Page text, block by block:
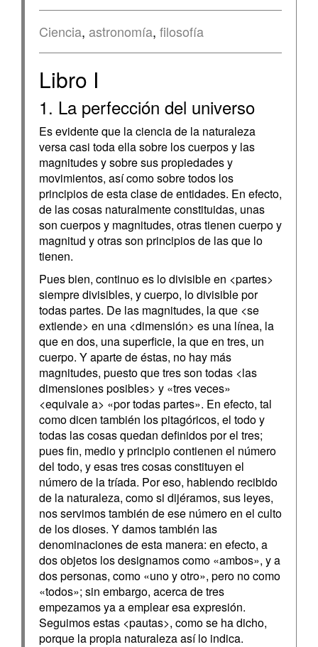
Ciencia, astronomía, filosofía
Libro I
1. La perfección del universo
Es evidente que la ciencia de la naturaleza
versa casi toda ella sobre los cuerpos y las
magnitudes y sobre sus propiedades y
movimientos, así como sobre todos los
principios de esta clase de entidades. En efecto,
de las cosas naturalmente constituidas, unas
son cuerpos y magnitudes, otras tienen cuerpo y
magnitud y otras son principios de las que lo
tienen.
Pues bien, continuo es lo divisible en <partes>
siempre divisibles, y cuerpo, lo divisible por
todas partes. De las magnitudes, la que <se
extiende> en una <dimensión> es una línea, la
que en dos, una superficie, la que en tres, un
cuerpo. Y aparte de éstas, no hay más
magnitudes, puesto que tres son todas <las
dimensiones posibles> y «tres veces»
<equivale a> «por todas partes». En efecto, tal
como dicen también los pitagóricos, el todo y
todas las cosas quedan definidos por el tres;
pues fin, medio y principio contienen el número
del todo, y esas tres cosas constituyen el
número de la tríada. Por eso, habiendo recibido
de la naturaleza, como si dijéramos, sus leyes,
nos servimos también de ese número en el culto
de los dioses. Y damos también las
denominaciones de esta manera: en efecto, a
dos objetos los designamos como «ambos», y a
dos personas, como «uno y otro», pero no como
«todos»; sin embargo, acerca de tres
empezamos ya a emplear esa expresión.
Seguimos estas <pautas>, como se ha dicho,
porque la propia naturaleza así lo indica.